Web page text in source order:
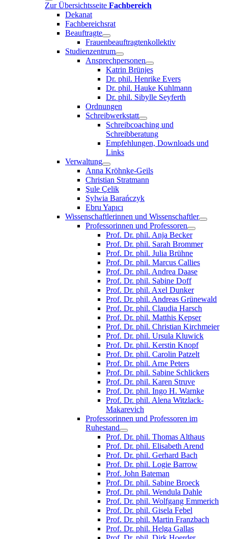
Zur Übersichtsseite Fachbereich
Dekanat
Fachbereichsrat
Beauftragte
Frauenbeauftragtenkollektiv
Studienzentrum
Ansprechpersonen
Katrin Brünjes
Dr. phil. Henrike Evers
Dr. phil. Hauke Kuhlmann
Dr. phil. Sibylle Seyferth
Ordnungen
Schreibwerkstatt
Schreibcoaching und
Schreibberatung
Empfehlungen, Downloads und
Links
Verwaltung
Anna Kröhnke-Geils
Christian Stratmann
Şule Çelik
Sylwia Barańczyk
Ebru Yapıcı
Wissenschaftlerinnen und Wissenschaftler
Professorinnen und Professoren
Prof. Dr. phil. Anja Becker
Prof. Dr. phil. Sarah Brommer
Prof. Dr. phil. Julia Brühne
Prof. Dr. phil. Marcus Callies
Prof. Dr. phil. Andrea Daase
Prof. Dr. phil. Sabine Doff
Prof. Dr. phil. Axel Dunker
Prof. Dr. phil. Andreas Grünewald
Prof. Dr. phil. Claudia Harsch
Prof. Dr. phil. Matthis Kepser
Prof. Dr. phil. Christian Kirchmeier
Prof. Dr. phil. Ursula Kluwick
Prof. Dr. phil. Kerstin Knopf
Prof. Dr. phil. Carolin Patzelt
Prof. Dr. phil. Arne Peters
Prof. Dr. phil. Sabine Schlickers
Prof. Dr. phil. Karen Struve
Prof. Dr. phil. Ingo H. Warnke
Prof. Dr. phil. Alena Witzlack-
Makarevich
Professorinnen und Professoren im
Ruhestand
Prof. Dr. phil. Thomas Althaus
Prof. Dr. phil. Elisabeth Arend
Prof. Dr. phil. Gerhard Bach
Prof. Dr. phil. Logie Barrow
Prof. John Bateman
Prof. Dr. phil. Sabine Broeck
Prof. Dr. phil. Wendula Dahle
Prof. Dr. phil. Wolfgang Emmerich
Prof. Dr. phil. Gisela Febel
Prof. Dr. phil. Martin Franzbach
Prof. Dr. phil. Helga Gallas